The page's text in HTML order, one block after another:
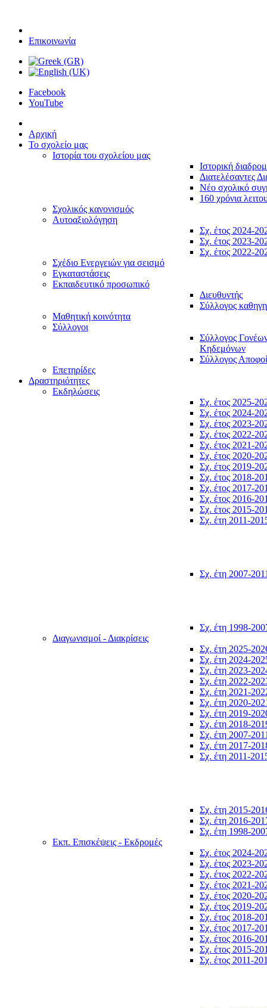
Επικοινωνία
Facebook
YouTube
Αρχική
Το σχολείο μας
Ιστορία του σχολείου μας
Ιστορική
Διατελέσαντες
Νέο σχολικό
160 χρόνια
Σχολικός κανονισμός
Αυτοαξιολόγηση
Σχ. έτος 2024-
Σχ. έτος 2023-
Σχ. έτος 2022-
Σχέδιο Ενεργειών για σεισμό
Εγκαταστάσεις
Εκπαιδευτικό προσωπικό
Διευθυντής
Σύλλογος
Μαθητική κοινότητα
Σύλλογοι
Σύλλογος
Κηδεμόνων
Σύλλογος
Επετηρίδες
Δραστηριότητες
Εκδηλώσεις
Σχ. έτος 2025-
Σχ. έτος 2024-
Σχ. έτος 2023-
Σχ. έτος 2022-
Σχ. έτος 2021-
Σχ. έτος 2020-
Σχ. έτος 2019-
Σχ. έτος 2018-
Σχ. έτος 2017-
Σχ. έτος 2016-
Σχ. έτος 2015-
Σχ. έτη 2011-
Σχ. έτη 2007-
Σχ. έτη 1998-
Διαγωνισμοί - Διακρίσεις
Σχ. έτη 2025-
Σχ. έτη 2024-
Σχ. έτη 2023-
Σχ. έτη 2022-
Σχ. έτη 2021-
Σχ. έτη 2020-
Σχ. έτη 2019-
Σχ. έτη 2018-
Σχ. έτη 2007-
Σχ. έτη 2017-
Σχ. έτη 2011-
Σχ. έτη 2015-
Σχ. έτη 2016-
Σχ. έτη 1998-
Εκπ. Επισκέψεις - Εκδρομές
Σχ. έτος 2024-
Σχ. έτος 2023-
Σχ. έτος 2022-
Σχ. έτος 2021-
Σχ. έτος 2020-
Σχ. έτος 2019-
Σχ. έτος 2018-
Σχ. έτος 2017-
Σχ. έτος 2016-
Σχ. έτος 2015-
Σχ. έτος 2011-